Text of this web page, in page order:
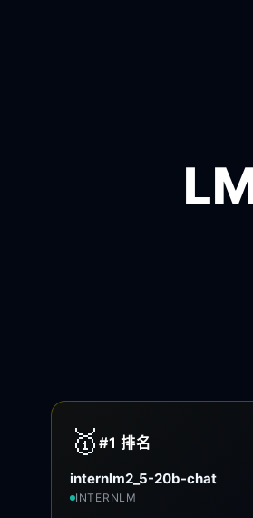
🥇 #1排名
internlm2_5-20b-chat
INTERNLM